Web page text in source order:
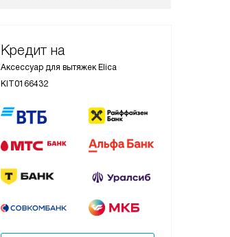
Кредит на
Аксессуар для вытяжек Elica
KIT0166432